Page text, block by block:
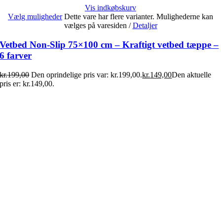
Vis indkøbskurv
Vælg muligheder Dette vare har flere varianter. Mulighederne kan
vælges på varesiden / Detaljer
Vetbed Non-Slip 75×100 cm – Kraftigt vetbed tæppe –
6 farver
kr.199,00 Den oprindelige pris var: kr.199,00.kr.149,00Den aktuelle
pris er: kr.149,00.